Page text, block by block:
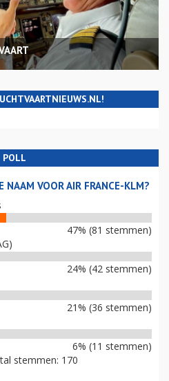
POLL
NAAM VOOR AIR FRANCE-KLM?
47% (81 stemmen)
24% (42 stemmen)
21% (36 stemmen)
6% (11 stemmen)
stemmen: 170